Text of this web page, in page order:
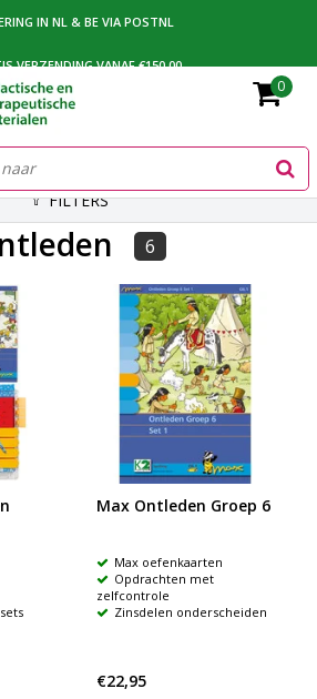
IN NL & BE VIA POSTNL
VERZENDING VANAF €150,00
IDEAL, BANCONTACT OF FACTUUR
0
FILTERS
6
Max Ontleden Groep 6
Max oefenkaarten
Opdrachten met
zelfcontrole
Zinsdelen onderscheiden
€22,95